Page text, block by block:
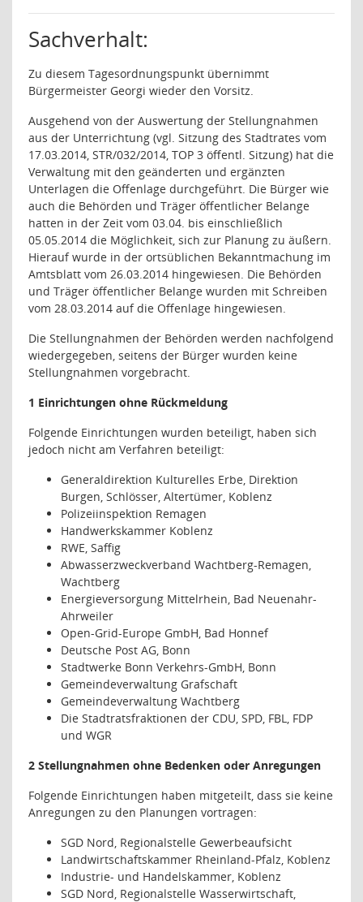
Sachverhalt:
Zu diesem Tagesordnungspunkt übernimmt
Bürgermeister Georgi wieder den Vorsitz.
Ausgehend von der Auswertung der Stellungnahmen
aus der Unterrichtung (vgl. Sitzung des Stadtrates vom
17.03.2014, STR/032/2014, TOP 3 öffentl. Sitzung) hat die
Verwaltung mit den geänderten und ergänzten
Unterlagen die Offenlage durchgeführt. Die Bürger wie
auch die Behörden und Träger öffentlicher Belange
hatten in der Zeit vom 03.04. bis einschließlich
05.05.2014 die Möglichkeit, sich zur Planung zu äußern.
Hierauf wurde in der ortsüblichen Bekanntmachung im
Amtsblatt vom 26.03.2014 hingewiesen. Die Behörden
und Träger öffentlicher Belange wurden mit Schreiben
vom 28.03.2014 auf die Offenlage hingewiesen.
Die Stellungnahmen der Behörden werden nachfolgend
wiedergegeben, seitens der Bürger wurden keine
Stellungnahmen vorgebracht.
1 Einrichtungen ohne Rückmeldung
Folgende Einrichtungen wurden beteiligt, haben sich
jedoch nicht am Verfahren beteiligt:
Generaldirektion Kulturelles Erbe, Direktion
Burgen, Schlösser, Altertümer, Koblenz
Polizeiinspektion Remagen
Handwerkskammer Koblenz
RWE, Saffig
Abwasserzweckverband Wachtberg-Remagen,
Wachtberg
Energieversorgung Mittelrhein, Bad Neuenahr-
Ahrweiler
Open-Grid-Europe GmbH, Bad Honnef
Deutsche Post AG, Bonn
Stadtwerke Bonn Verkehrs-GmbH, Bonn
Gemeindeverwaltung Grafschaft
Gemeindeverwaltung Wachtberg
Die Stadtratsfraktionen der CDU, SPD, FBL, FDP
und WGR
2 Stellungnahmen ohne Bedenken oder Anregungen
Folgende Einrichtungen haben mitgeteilt, dass sie keine
Anregungen zu den Planungen vortragen:
SGD Nord, Regionalstelle Gewerbeaufsicht
Landwirtschaftskammer Rheinland-Pfalz, Koblenz
Industrie- und Handelskammer, Koblenz
SGD Nord, Regionalstelle Wasserwirtschaft,